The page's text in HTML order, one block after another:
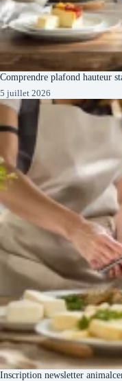
Comprendre plafond hauteur
5 juillet 2026
Inscription newsletter